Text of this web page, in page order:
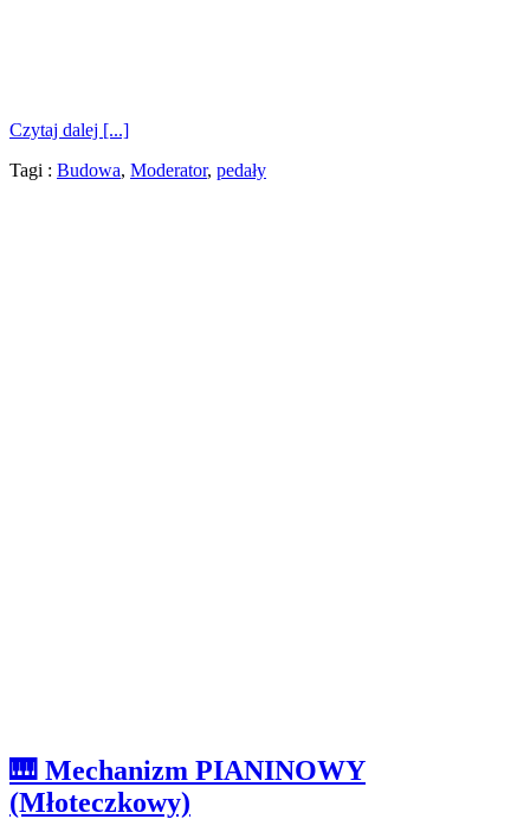
Czytaj dalej [...]
Tagi : Budowa, Moderator, pedały
🎹 Mechanizm PIANINOWY
(Młoteczkowy)